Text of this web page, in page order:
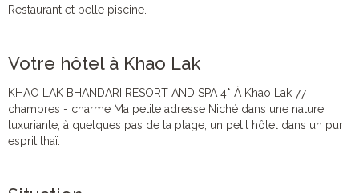
Restaurant et belle piscine.
Votre hôtel à Khao Lak
KHAO LAK BHANDARI RESORT AND SPA 4* À Khao Lak 77
chambres - charme Ma petite adresse Niché dans une nature
luxuriante, à quelques pas de la plage, un petit hôtel dans un pur
esprit thaï.